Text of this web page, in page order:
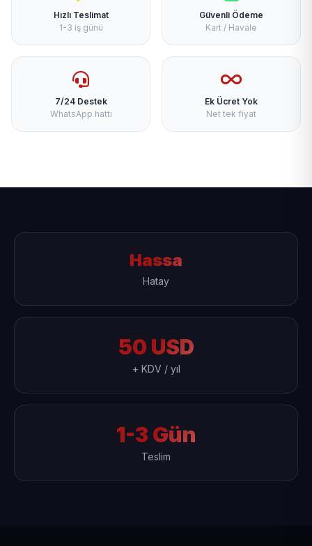
Hızlı Teslimat
1-3 iş günü
Güvenli Ödeme
Kart / Havale
7/24 Destek
WhatsApp hattı
Ek Ücret Yok
Net tek fiyat
Hassa
Hatay
50 USD
+ KDV / yıl
1-3 Gün
Teslim